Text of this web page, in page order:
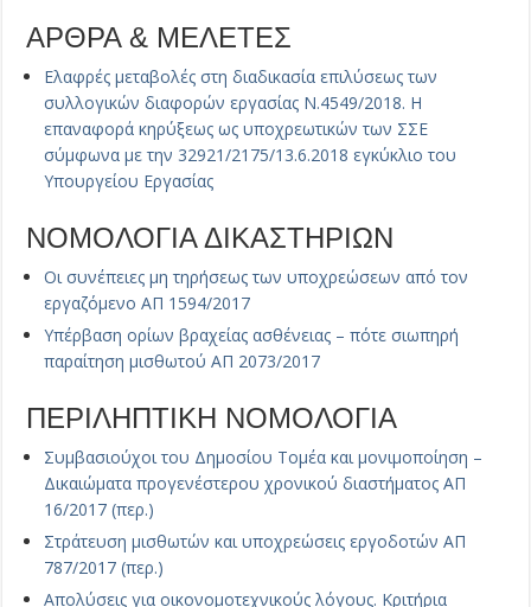
ΑΡΘΡΑ & ΜΕΛΕΤΕΣ
Ελαφρές μεταβολές στη διαδικασία επιλύσεως των
συλλογικών διαφορών εργασίας Ν.4549/2018. Η
επαναφορά κηρύξεως ως υποχρεωτικών των ΣΣΕ
σύμφωνα με την 32921/2175/13.6.2018 εγκύκλιο του
Υπουργείου Εργασίας
ΝΟΜΟΛΟΓΙΑ ΔΙΚΑΣΤΗΡΙΩΝ
Οι συνέπειες μη τηρήσεως των υποχρεώσεων από τον
εργαζόμενο ΑΠ 1594/2017
Υπέρβαση ορίων βραχείας ασθένειας – πότε σιωπηρή
παραίτηση μισθωτού ΑΠ 2073/2017
ΠΕΡΙΛΗΠΤΙΚΗ ΝΟΜΟΛΟΓΙΑ
Συμβασιούχοι του Δημοσίου Τομέα και μονιμοποίηση –
Δικαιώματα προγενέστερου χρονικού διαστήματος ΑΠ
16/2017 (περ.)
Στράτευση μισθωτών και υποχρεώσεις εργοδοτών ΑΠ
787/2017 (περ.)
Απολύσεις για οικονομοτεχνικούς λόγους. Κριτήρια